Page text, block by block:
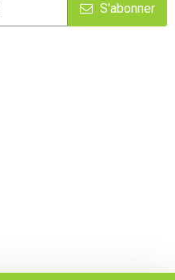
S'abonner